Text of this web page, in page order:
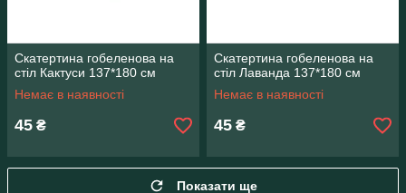
Скатертина гобеленова на
стіл Кактуси 137*180 см
Немає в наявності
45 ₴
Скатертина гобеленова на
стіл Лаванда 137*180 см
Немає в наявності
45 ₴
Показати ще